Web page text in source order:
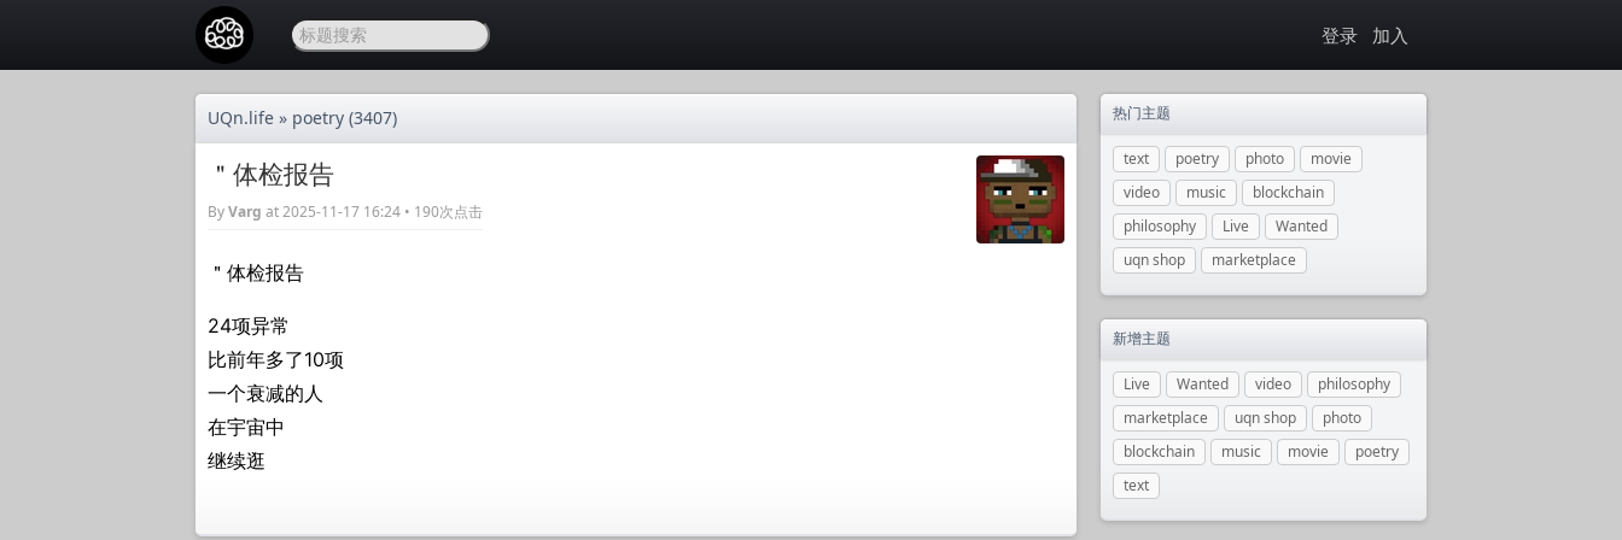
登录 加入
UQn.life » poetry (3407)
＂体检报告
ByVarg at 2025-11-17 16:24 • 190次点击
＂体检报告
24项异常
比前年多了10项
一个衰减的人
在宇宙中
继续逛
热门主题
text poetry photo
movie
video
music
blockchain
philosophy
Live
Wanted
uqn shop
marketplace
新增主题
Live Wanted video
philosophy
marketplace
uqn shop
photo
blockchain
music movie
poetry
text